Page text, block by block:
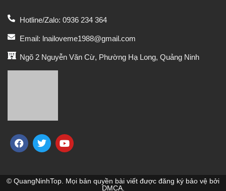
Hotline/Zalo: 0936 234 364
Email: lnailoveme1988@gmail.com
Ngõ 2 Nguyễn Văn Cừ, Phường Hạ Long, Quảng Ninh
© QuangNinhTop. Mọi bản quyền bài viết được đăng ký bảo vệ bởi
DMCA.